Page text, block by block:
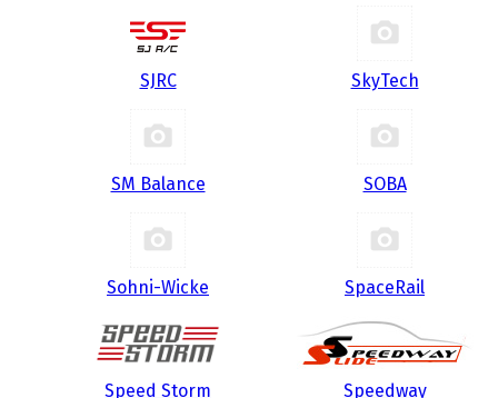
SJRC SkyTech
SM Balance SOBA
Sohni-Wicke SpaceRail
Speed Storm Speedway